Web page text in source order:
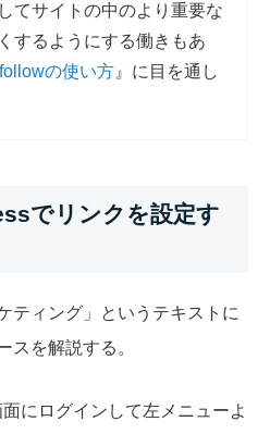
てサイトの中のより重要な
するようにする働きもあ
の使い方 』に目を通し
でリンクを設定す
ティング」というテキストに
スを解説する。
にログインして左メニューよ